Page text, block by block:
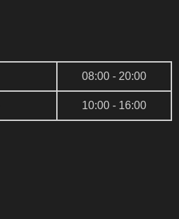
08:00 - 20:00
10:00 - 16:00